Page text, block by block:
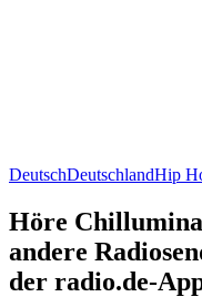
DeutschDeutschlandHip
Höre
andere
der radio.de-